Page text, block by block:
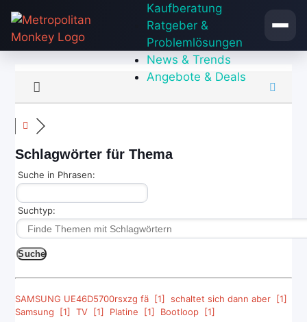
Inhalt
springen
Kaufberatung
Ratgeber &
Problemlösungen
News & Trends
Angebote & Deals
Schlagwörter für Thema
Suche in Phrasen:
Suchtyp:
SAMSUNG UE46D5700rsxzg fä [1]
schaltet sich dann aber [1]
Samsung [1]
TV [1] Platine [1] Bootloop [1]